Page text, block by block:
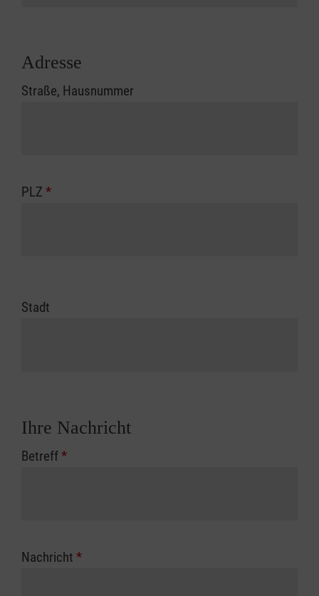
Adresse
Straße, Hausnummer
PLZ *
Stadt
Ihre Nachricht
Betreff*
Nachricht *